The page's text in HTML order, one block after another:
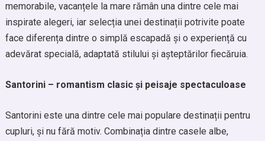
memorabile, vacanțele la mare rămân una dintre cele mai
inspirate alegeri, iar selecția unei destinații potrivite poate
face diferența dintre o simplă escapadă și o experiență cu
adevărat specială, adaptată stilului și așteptărilor fiecăruia.
Santorini – romantism clasic și peisaje spectaculoase
Santorini este una dintre cele mai populare destinații pentru
cupluri, și nu fără motiv. Combinația dintre casele albe,